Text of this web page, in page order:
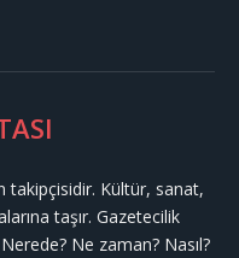
takipçisidir. Kültür, sanat,
taşır. Gazetecilik
Ne zaman? Nasıl?